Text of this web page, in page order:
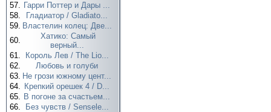
57. Гарри Поттер и Дары ...
58.
Гладиатор / Gladiato...
59. Властелин колец: Две...
60.
Хатико: Самый
верный...
61.
Король Лев / The Lio...
62.
Любовь и голуби
63. Не грози южному цент...
64. Крепкий орешек 4 / D...
65. В погоне за счастьем...
66.
Без чувств / Sensele...